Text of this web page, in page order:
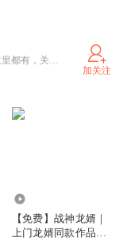
经致文学，优质原创、听书，你想听的这里都有，关注经致听书账号，精彩一触即发！
加关注
【免费】战神龙婿｜
上门龙婿同款作品多